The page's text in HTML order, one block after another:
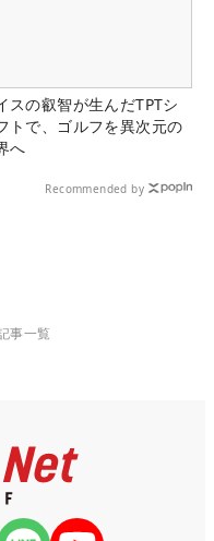
スの叡智が生んだTPTシ
トで、ゴルフを異次元の
へ
Recommended by
事一覧